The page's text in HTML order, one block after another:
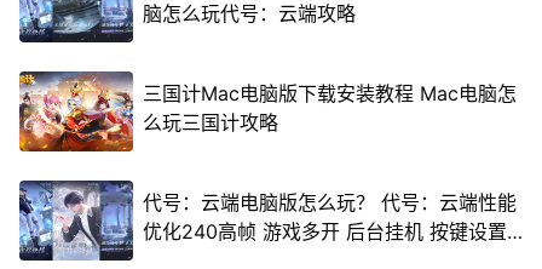
脑怎么玩代号：云端攻略
三国计Mac电脑版下载安装教程 Mac电脑怎
么玩三国计攻略
代号：云端电脑版怎么玩？ 代号：云端性能
优化240高帧 游戏多开 后台挂机 按键设置